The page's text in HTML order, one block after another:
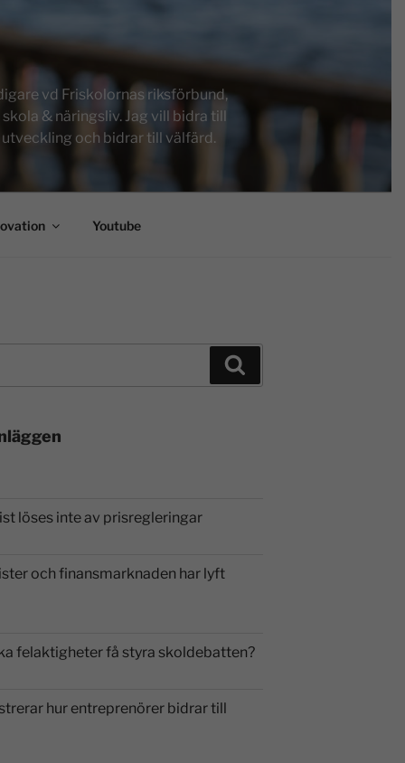
vd Friskolornas riksförbund,
& näringsliv. Jag vill bidra till
och bidrar till välfärd.
Youtube
löses inte av prisregleringar
och finansmarknaden har lyft
felaktigheter få styra skoldebatten?
hur entreprenörer bidrar till